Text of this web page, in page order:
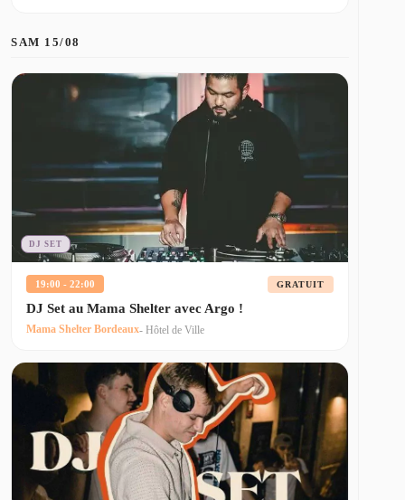
SAM 15/08
DJ SET
19:00 - 22:00 GRATUIT
DJ Set au Mama Shelter avec Argo !
Mama Shelter Bordeaux- Hôtel de Ville